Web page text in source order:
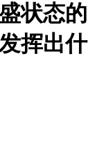
状态的
挥出什